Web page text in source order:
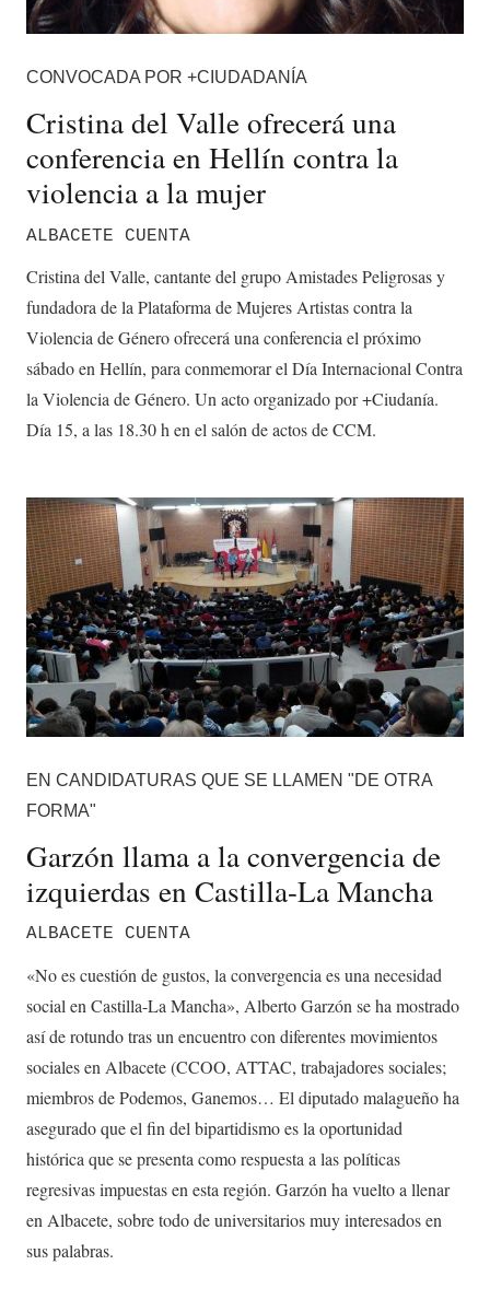
CONVOCADA POR +CIUDADANÍA
Cristina del Valle ofrecerá una
conferencia en Hellín contra la
violencia a la mujer
ALBACETE CUENTA
Cristina del Valle, cantante del grupo Amistades Peligrosas y
fundadora de la Plataforma de Mujeres Artistas contra la
Violencia de Género ofrecerá una conferencia el próximo
sábado en Hellín, para conmemorar el Día Internacional Contra
la Violencia de Género. Un acto organizado por +Ciudanía.
Día 15, a las 18.30 h en el salón de actos de CCM.
EN CANDIDATURAS QUE SE LLAMEN "DE OTRA
FORMA"
Garzón llama a la convergencia de
izquierdas en Castilla-La Mancha
ALBACETE CUENTA
«No es cuestión de gustos, la convergencia es una necesidad
social en Castilla-La Mancha», Alberto Garzón se ha mostrado
así de rotundo tras un encuentro con diferentes movimientos
sociales en Albacete (CCOO, ATTAC, trabajadores sociales;
miembros de Podemos, Ganemos… El diputado malagueño ha
asegurado que el fin del bipartidismo es la oportunidad
histórica que se presenta como respuesta a las políticas
regresivas impuestas en esta región. Garzón ha vuelto a llenar
en Albacete, sobre todo de universitarios muy interesados en
sus palabras.